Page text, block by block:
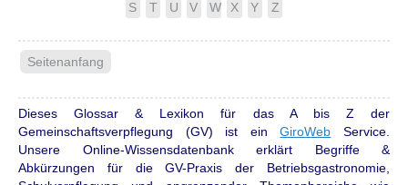
S
T U V W X Y Z
Seitenanfang
Dieses Glossar & Lexikon für das A bis Z der
Gemeinschaftsverpflegung (GV) ist einGiroWeb Service.
Unsere Online-Wissensdatenbank erklärt Begriffe &
Abkürzungen für die GV-Praxis der Betriebsgastronomie,